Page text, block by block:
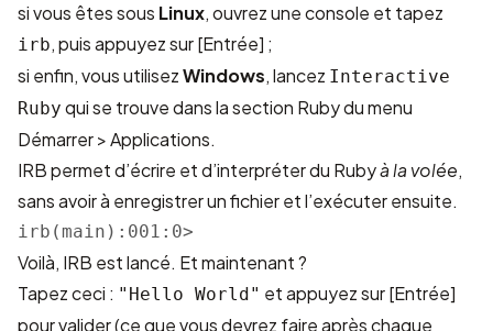
si vous êtes sous Linux, ouvrez une console et tapez
irb, puis appuyez sur [Entrée] ;
si enfin, vous utilisezWindows, lancez Interactive
Ruby qui se trouve dans la section Ruby du menu
Démarrer > Applications.
IRB permet d’écrire et d’interpréter du Rubyà la volée,
sans avoir à enregistrer un fichier et l’exécuter ensuite.
irb(main):001:0>
Voilà, IRB est lancé. Et maintenant ?
Tapez ceci : "Hello World" et appuyez sur [Entrée]
pour valider (ce que vous devrez faire après chaque